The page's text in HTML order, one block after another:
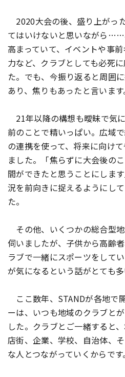
2020大会の後、盛り上がっ
てはいけないと思いながら
高まっていて、イベントや事
力など、クラブとしても必死
た。でも、今振り返ると周囲
あり、焦りもあったと言います
21年以降の構想も曖昧で気
前のことで精いっぱい。広域
の連携を使って、将来に向け
ました。「焦らずに大会後の
間ができたと思うことにしま
況を前向きに捉えるようにし
た。
その他、いくつかの総合型
伺いましたが、子供から高齢
ラブで一緒にスポーツをして
が気になるという話がとても多
ここ数年、STANDが各地で
ーは、いつも地域のクラブと
した。クラブとご一緒すると
店街、企業、学校、自治体、
な人とつながっていくからです。